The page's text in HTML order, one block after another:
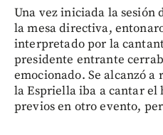
Una vez iniciada la sesión
la mesa directiva,
interpretado por la
presidente entrante
emocionado. Se alcanzó
la Espriella iba a cantar el
previos en otro evento,